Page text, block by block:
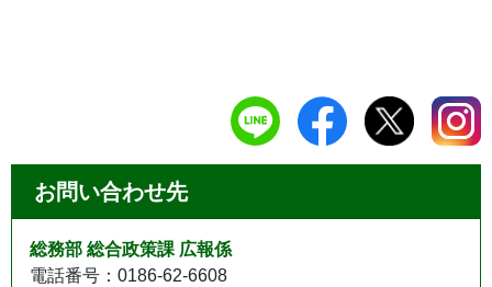
お問い合わせ先
総務部 総合政策課 広報係
電話番号：0186-62-6608